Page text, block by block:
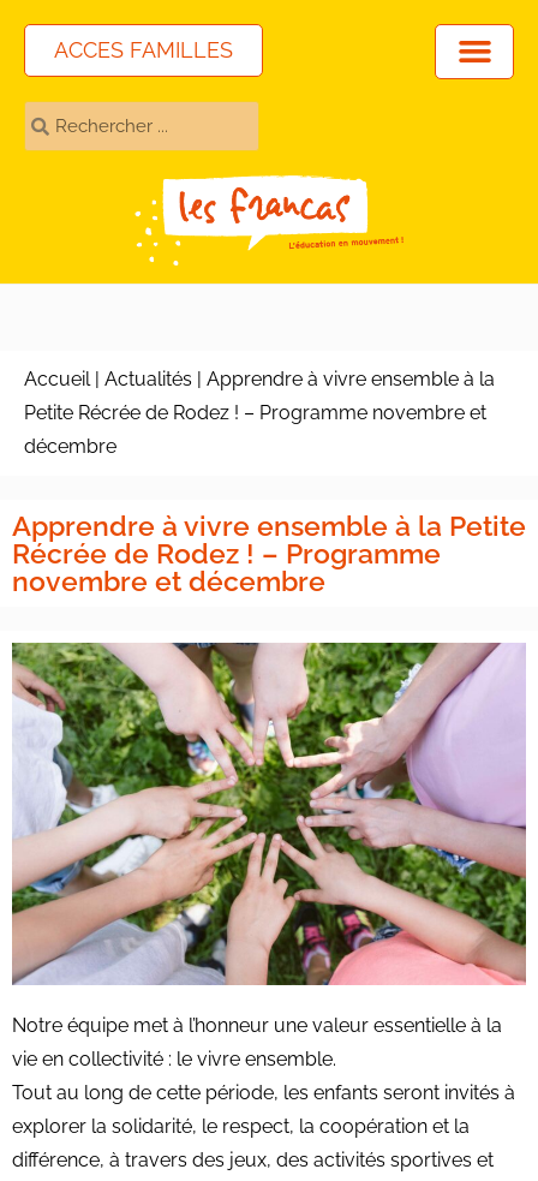
ACCES FAMILLES
Accueil| Actualités | Apprendre à vivre ensemble à la
Petite Récrée de Rodez ! – Programme novembre et
décembre
Apprendre à vivre ensemble à la Petite
Récrée de Rodez ! – Programme
novembre et décembre
Notre équipe met à l’honneur une valeur essentielle à la
vie en collectivité : le vivre ensemble.
Tout au long de cette période, les enfants seront invités à
explorer la solidarité, le respect, la coopération et la
différence, à travers des jeux, des activités sportives et